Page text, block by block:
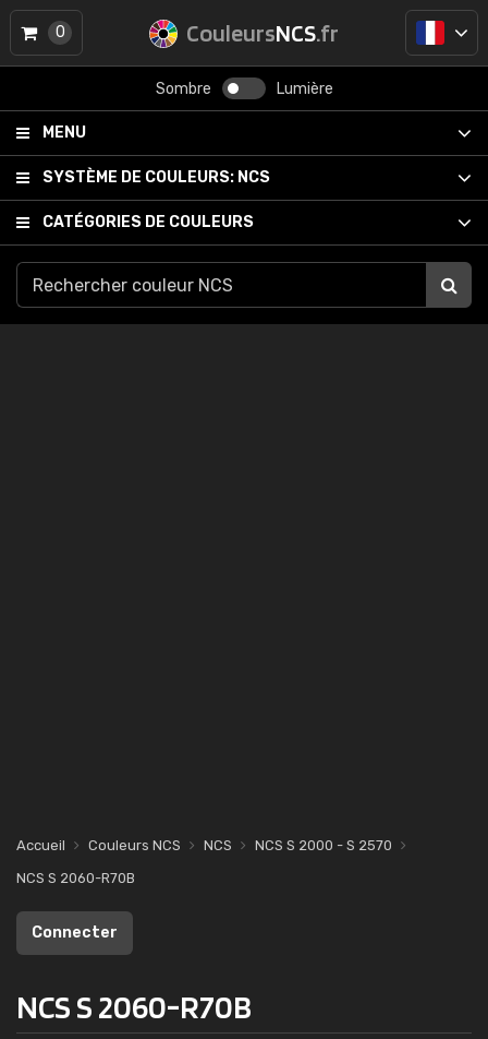
CouleursNCS.fr
Sombre Lumière
MENU
SYSTÈME DE COULEURS: NCS
CATÉGORIES DE COULEURS
0
Accueil Couleurs NCS NCS
NCS S 2000 - S 2570
NCS S 2060-R70B
Connecter
NCS S 2060-R70B